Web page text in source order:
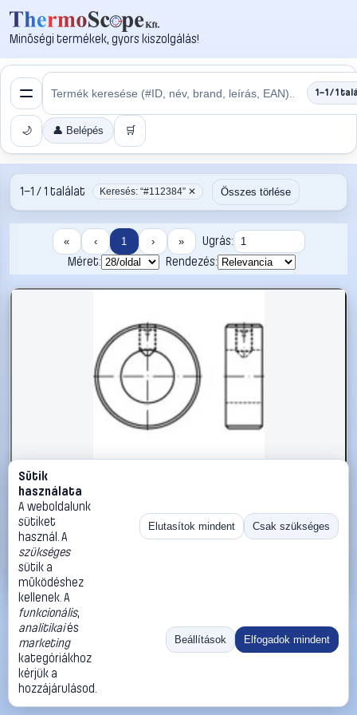
Minőségi termékek, gyors kiszolgálás!
1–1 / 1
🌙 👤 Belépés 🛒
1–1 / 1 találat Keresés: “#112384” ✕ Összes törlése
« ‹ 1 › »
Ugrás:
Méret:
Rendezés:
#112384
Állítógyűrűk M4 DIN 705 Acél 25 db TOOLCRAFT 112384
TOOLCRAFT Biztosítógyűrűk
9 890 Ft
Kosárba
«
Méret:
Rendezés:
©2026
ThermoScope
Cégbemutató
Sütik
használata
A weboldalunk
sütiket
használ. A
szükséges
sütik a
működéshez
kellenek. A
funkcionális,
analitikaiés
marketing
kategóriákhoz
kérjük a
hozzájárulásod.
Elutasítok mindent Csak szükséges
Beállítások Elfogadok mindent